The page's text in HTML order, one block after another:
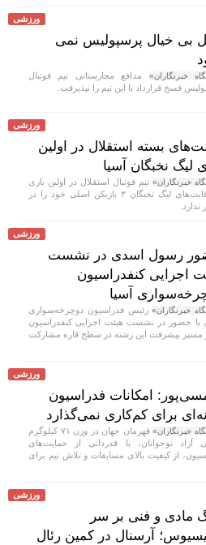
ورزشی
بی خیال پرسپولیس نمی
خبرنگاران» مدافع مجارستانی تیم فوتبال
فسخ قرارداد با این تیم را نپذیرفت.
ورزشی
بسته استقلال در اولین
لیگ نخبگان آسیا
خبرنگاران» تیم فوتبال استقلال در اولین بازی
از رقابت‌های لیگ نخبگان ۳ بازیکن اصلی خود را در
ندارد.
ورزشی
رسول اسدی در نشست
اجرایی کنفدراسیون
آسیا
خبرنگاران»رئیس فدراسیون دوچرخه‌سواری
با حضور در نشست هیئت اجرایی کنفدراسیون
و مسیر پیشرفت این رشته در سطح قاره مشارکت
ورزشی
امکانات فدراسیون
برای کم‌کاری نمی‌گذارد
خبرنگاران»
قهرمان جهان در وزن ۷۱ کیلوگرم
آزاد نوجوانان، با قدردانی از حمایت‌های
از کیفیت بالای مسابقات و تلاش تیم برای
ورزشی
مادی و فنی بر سر
آرسنال در کمین رئال